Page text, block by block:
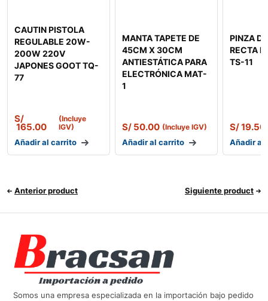
CAUTIN PISTOLA
REGULABLE 20W-
200W 220V
JAPONES GOOT TQ-
77
S/
165.00
(Incluye
IGV)
Añadir al carrito
MANTA TAPETE DE
45CM X 30CM
ANTIESTÁTICA PARA
ELECTRÓNICA MAT-
1
S/ 50.00 (Incluye IGV)
Añadir al carrito
PINZA
RECTA
TS-11
S/19.50
Añadir al
Anterior product Siguiente product
Somos una empresa especializada en la importación bajo pedido